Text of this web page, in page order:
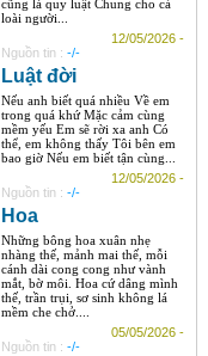
cũng là quy luật Chung cho cả
loài người...
12/05/2026 -
Nguồn tin : -/-
Luật đời
Nếu anh biết quá nhiều Về em
trong quá khứ Mặc cảm cùng
mềm yếu Em sẽ rời xa anh Có
thể, em không thấy Tôi bên em
bao giờ Nếu em biết tận cùng...
12/05/2026 -
Nguồn tin : -/-
Hoa
Những bông hoa xuân nhẹ
nhàng thế, mảnh mai thế, mỗi
cánh dài cong cong như vành
mắt, bờ môi. Hoa cứ dâng mình
thế, trần trụi, sơ sinh không lá
mềm che chở....
05/05/2026 -
Nguồn tin : -/-